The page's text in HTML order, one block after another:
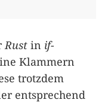
Rust in if-
Klammern
trotzdem
entsprechend